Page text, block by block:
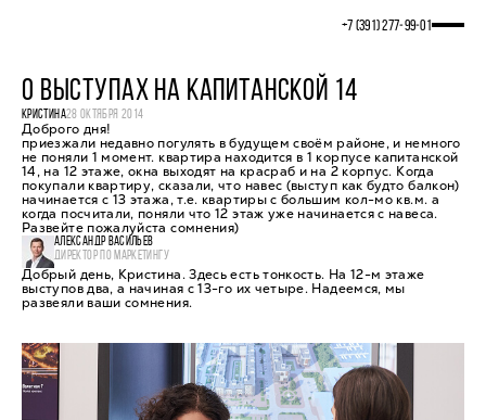
+7 (391) 277‒99‒01
О ВЫСТУПАХ НА КАПИТАНСКОЙ 14
КРИСТИНА28 ОКТЯБРЯ 2014
Доброго дня!
приезжали недавно погулять в будущем своём районе, и немного
не поняли 1 момент. квартира находится в 1 корпусе капитанской
14, на 12 этаже, окна выходят на красраб и на 2 корпус. Когда
покупали квартиру, сказали, что навес (выступ как будто балкон)
начинается с 13 этажа, т.е. квартиры с большим кол-мо кв.м. а
когда посчитали, поняли что 12 этаж уже начинается с навеса.
Развейте пожалуйста сомнения)
АЛЕКСАНДР ВАСИЛЬЕВ
ДИРЕКТОР ПО МАРКЕТИНГУ
Добрый день, Кристина. Здесь есть тонкость. На 12-м этаже
выступов два, а начиная с 13-го их четыре. Надеемся, мы
развеяли ваши сомнения.